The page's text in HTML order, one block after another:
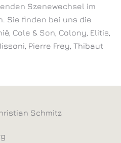
Szenewechsel im
Sie finden bei uns die
Cole & Son, Colony, Elitis,
Pierre Frey, Thibaut
Schmitz